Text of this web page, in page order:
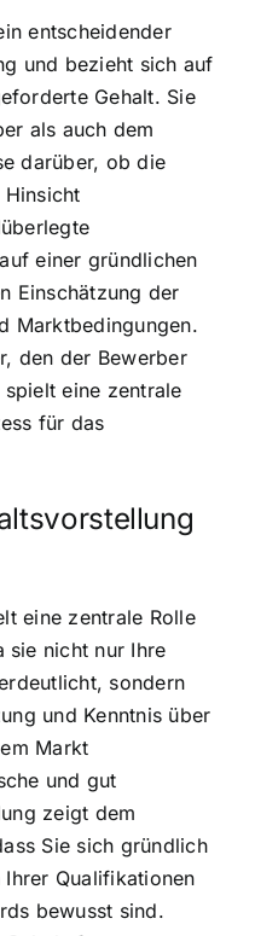
entscheidender
und bezieht sich auf
Gehalt. Sie
als auch dem
darüber, ob die
einer gründlichen
Einschätzung der
Marktbedingungen.
den der Bewerber
eine zentrale
für das
eine zentrale Rolle
sie nicht nur Ihre
sondern
und Kenntnis über
Markt
und gut
zeigt dem
Sie sich gründlich
Qualifikationen
bewusst sind.